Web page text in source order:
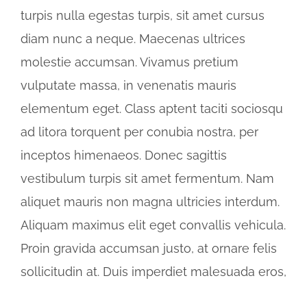
turpis nulla egestas turpis, sit amet cursus
diam nunc a neque. Maecenas ultrices
molestie accumsan. Vivamus pretium
vulputate massa, in venenatis mauris
elementum eget. Class aptent taciti sociosqu
ad litora torquent per conubia nostra, per
inceptos himenaeos. Donec sagittis
vestibulum turpis sit amet fermentum. Nam
aliquet mauris non magna ultricies interdum.
Aliquam maximus elit eget convallis vehicula.
Proin gravida accumsan justo, at ornare felis
sollicitudin at. Duis imperdiet malesuada eros,